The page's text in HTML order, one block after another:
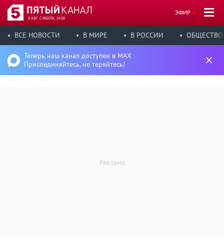
8 АВГ, СУББОТА, 14:00
ЭФИР
ВСЕ НОВОСТИ В МИРЕ В РОССИИ ОБЩЕСТВО
Теперь наш канал доступен в MAX
Присоединяйтесь, не теряйтесь!